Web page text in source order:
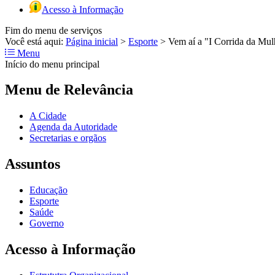
Acesso à Informação
Fim do menu de serviços
Você está aqui: Página inicial > Esporte > Vem aí a "I Corrida da
Menu
Início do menu principal
Menu de Relevância
A Cidade
Agenda da Autoridade
Secretarias e orgãos
Assuntos
Educação
Esporte
Saúde
Governo
Acesso à Informação